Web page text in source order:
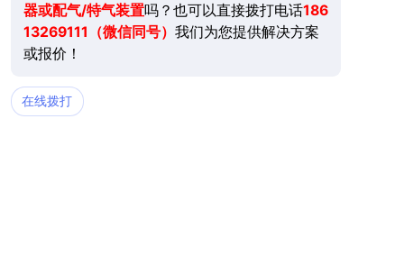
器或配气/特气装置吗？也可以直接拨打电话186
13269111（微信同号） 我们为您提供解决方案
或报价！
在线拨打